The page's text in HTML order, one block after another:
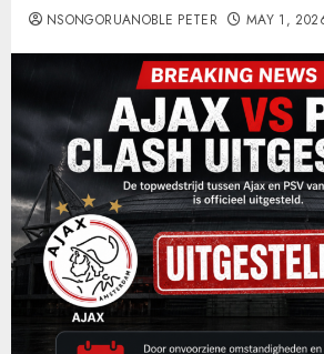
NSONGORUANOBLE PETER MAY 1,